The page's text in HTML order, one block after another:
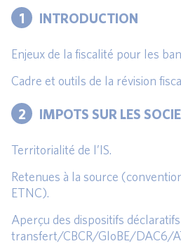
1 INTRODUCTION
Enjeux de la fiscalité pour les
Cadre et outils de la révision
2 IMPOTS SUR LES
Territorialité de l’IS.
Retenues à la source
ETNC).
Aperçu des dispositifs
transfert/CBCR/GloBE/DAC6/